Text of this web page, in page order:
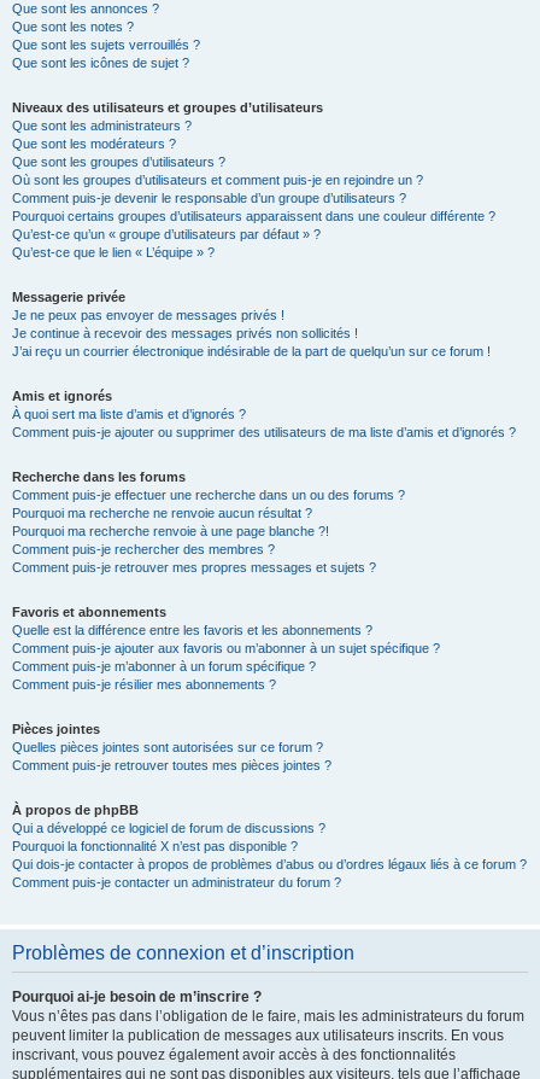
Que sont les annonces ?
Que sont les notes ?
Que sont les sujets verrouillés ?
Que sont les icônes de sujet ?
Niveaux des utilisateurs et groupes d’utilisateurs
Que sont les administrateurs ?
Que sont les modérateurs ?
Que sont les groupes d’utilisateurs ?
Où sont les groupes d’utilisateurs et comment puis-je en rejoindre un ?
Comment puis-je devenir le responsable d’un groupe d’utilisateurs ?
Pourquoi certains groupes d’utilisateurs apparaissent dans une couleur différente ?
Qu’est-ce qu’un « groupe d’utilisateurs par défaut » ?
Qu’est-ce que le lien « L’équipe » ?
Messagerie privée
Je ne peux pas envoyer de messages privés !
Je continue à recevoir des messages privés non sollicités !
J’ai reçu un courrier électronique indésirable de la part de quelqu’un sur ce forum !
Amis et ignorés
À quoi sert ma liste d’amis et d’ignorés ?
Comment puis-je ajouter ou supprimer des utilisateurs de ma liste d’amis et d’ignorés ?
Recherche dans les forums
Comment puis-je effectuer une recherche dans un ou des forums ?
Pourquoi ma recherche ne renvoie aucun résultat ?
Pourquoi ma recherche renvoie à une page blanche ?!
Comment puis-je rechercher des membres ?
Comment puis-je retrouver mes propres messages et sujets ?
Favoris et abonnements
Quelle est la différence entre les favoris et les abonnements ?
Comment puis-je ajouter aux favoris ou m’abonner à un sujet spécifique ?
Comment puis-je m’abonner à un forum spécifique ?
Comment puis-je résilier mes abonnements ?
Pièces jointes
Quelles pièces jointes sont autorisées sur ce forum ?
Comment puis-je retrouver toutes mes pièces jointes ?
À propos de phpBB
Qui a développé ce logiciel de forum de discussions ?
Pourquoi la fonctionnalité X n’est pas disponible ?
Qui dois-je contacter à propos de problèmes d’abus ou d’ordres légaux liés à ce forum ?
Comment puis-je contacter un administrateur du forum ?
Problèmes de connexion et d’inscription
Pourquoi ai-je besoin de m’inscrire ?
Vous n’êtes pas dans l’obligation de le faire, mais les administrateurs du forum
peuvent limiter la publication de messages aux utilisateurs inscrits. En vous
inscrivant, vous pouvez également avoir accès à des fonctionnalités
supplémentaires qui ne sont pas disponibles aux visiteurs, tels que l’affichage